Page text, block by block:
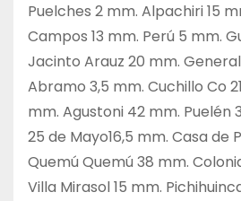
Puelches 2 mm. Alpachiri 15
Campos 13 mm. Perú 5 mm.
Jacinto Arauz 20 mm.
Abramo 3,5 mm. Cuchillo Co
mm. Agustoni 42 mm. Puelén
25 de Mayo16,5 mm. Casa de
Quemú Quemú 38 mm.
Villa Mirasol 15 mm.